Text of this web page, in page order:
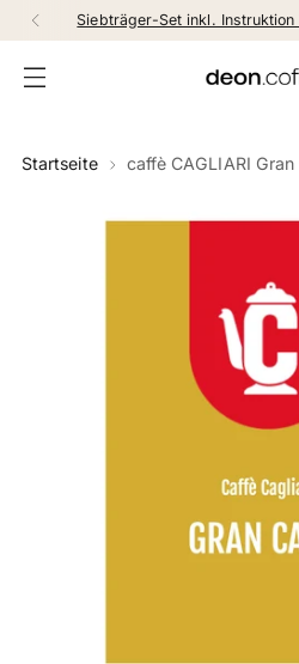
Siebträger-Set inkl.
Startseite caffè CAGLIARI